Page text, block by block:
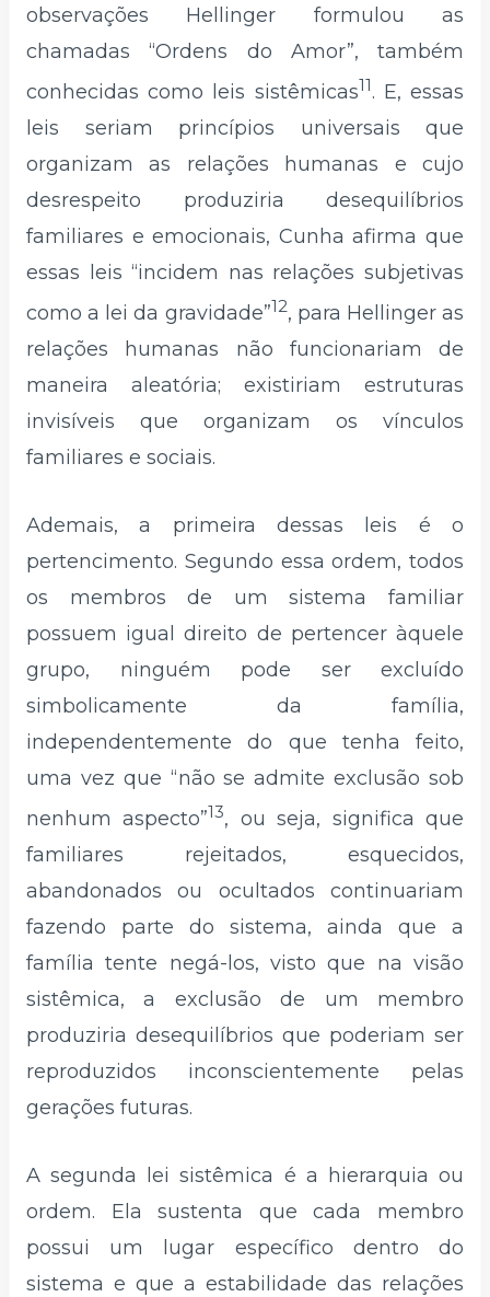
observações Hellinger formulou as
chamadas “Ordens do Amor”, também
conhecidas como leis sistêmicas11. E, essas
leis seriam princípios universais que
organizam as relações humanas e cujo
desrespeito produziria desequilíbrios
familiares e emocionais, Cunha afirma que
essas leis “incidem nas relações subjetivas
como a lei da gravidade”12, para Hellinger as
relações humanas não funcionariam de
maneira aleatória; existiriam estruturas
invisíveis que organizam os vínculos
familiares e sociais.
Ademais, a primeira dessas leis é o
pertencimento. Segundo essa ordem, todos
os membros de um sistema familiar
possuem igual direito de pertencer àquele
grupo, ninguém pode ser excluído
simbolicamente da família,
independentemente do que tenha feito,
uma vez que “não se admite exclusão sob
nenhum aspecto”13, ou seja, significa que
familiares rejeitados, esquecidos,
abandonados ou ocultados continuariam
fazendo parte do sistema, ainda que a
família tente negá-los, visto que na visão
sistêmica, a exclusão de um membro
produziria desequilíbrios que poderiam ser
reproduzidos inconscientemente pelas
gerações futuras.
A segunda lei sistêmica é a hierarquia ou
ordem. Ela sustenta que cada membro
possui um lugar específico dentro do
sistema e que a estabilidade das relações